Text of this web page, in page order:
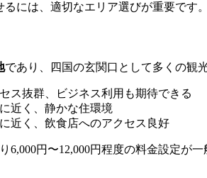
には、適切なエリア選びが重要です
であり、四国の玄関口として多くの観
ス抜群、ビジネス利用も期待できる
近く、静かな住環境
近く、飲食店へのアクセス良好
6,000円〜12,000円程度の料金設定が